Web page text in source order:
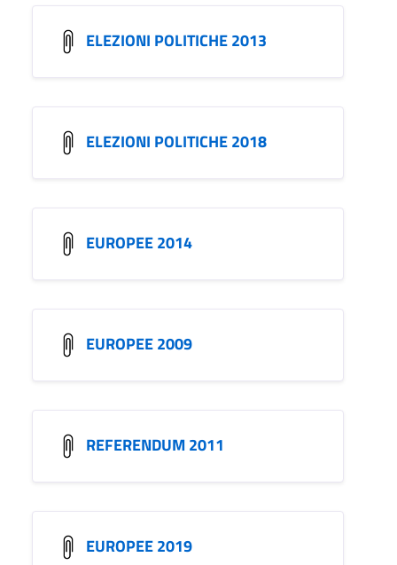
ELEZIONI POLITICHE 2013
ELEZIONI POLITICHE 2018
EUROPEE 2014
EUROPEE 2009
REFERENDUM 2011
EUROPEE 2019